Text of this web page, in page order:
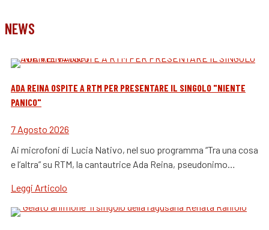
NEWS
ADA REINA OSPITE A RTM PER PRESENTARE IL SINGOLO "NIENTE
PANICO"
7 Agosto 2026
Ai microfoni di Lucia Nativo, nel suo programma “Tra una cosa
e l’altra” su RTM, la cantautrice Ada Reina, pseudonimo…
Leggi Articolo